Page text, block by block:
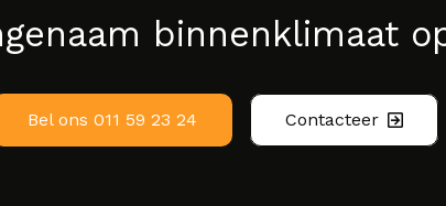
binnenklimaat
Bel ons 011 59 23 24 Contacteer